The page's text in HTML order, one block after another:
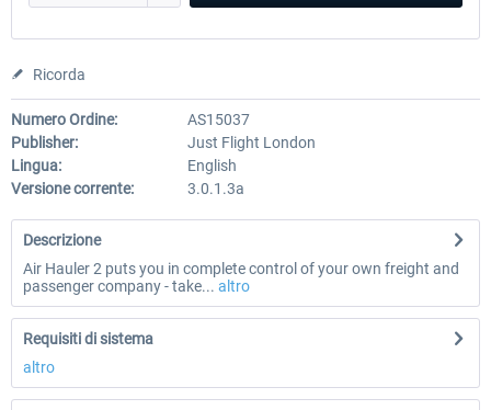
Ricorda
Numero Ordine:
AS15037
Publisher:
Just Flight London
Lingua:
English
Versione corrente:
3.0.1.3a
Descrizione
Air Hauler 2 puts you in complete control of your own freight and
passenger company - take... altro
Requisiti di sistema
altro